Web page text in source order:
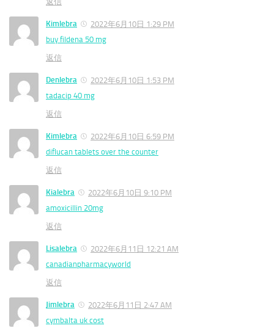
Kimlebra
2022年6月10日 1:29 PM
buy fildena 50 mg
返信
Denlebra
2022年6月10日 1:53 PM
tadacip 40 mg
返信
Kimlebra
2022年6月10日 6:59 PM
diflucan tablets over the counter
返信
Kialebra
2022年6月10日 9:10 PM
amoxicillin 20mg
返信
Lisalebra
2022年6月11日 12:21 AM
canadianpharmacyworld
返信
Jimlebra
2022年6月11日 2:47 AM
cymbalta uk cost